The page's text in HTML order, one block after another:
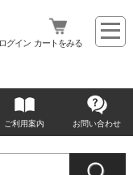
グイン カートをみる
ご利用案内 お問い合わせ